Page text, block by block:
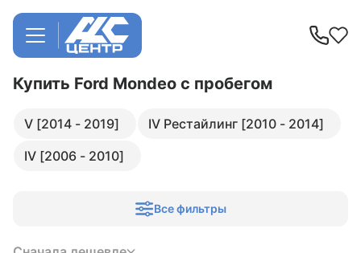
Купить Ford Mondeo с пробегом
V [2014 - 2019]
IV Рестайлинг [2010 - 2014]
IV [2006 - 2010]
Все фильтры